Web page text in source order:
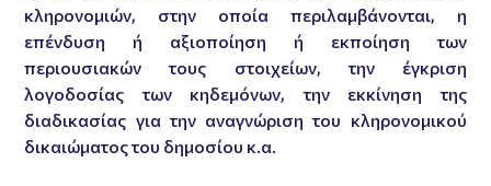
κληρονομιών, στην οποία περιλαμβάνονται, η
επένδυση ή αξιοποίηση ή εκποίηση των
περιουσιακών τους στοιχείων, την έγκριση
λογοδοσίας των κηδεμόνων, την εκκίνηση της
διαδικασίας για την αναγνώριση του κληρονομικού
δικαιώματος του δημοσίου κ.α.